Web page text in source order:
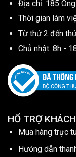
Địa chỉ: 185
Thời gian làm
Từ thứ 2 đến
Chủ nhật: 8h -
HỔ TRỢ
Mua hàng trực
Hướng dẫn